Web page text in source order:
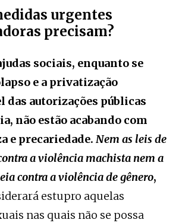
urgentes
precisam?
sociais, enquanto se
e a privatização
autorizações públicas
não estão acabando com
e precariedade. Nem as leis de
a violência machista nem a
contra a violência de gênero,
estupro aquelas
nas quais não se possa